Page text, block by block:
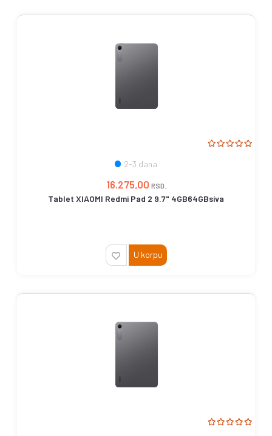
2-3 dana
16.275,00 RSD.
Tablet XIAOMI Redmi Pad 2 9.7" 4GB64GBsiva
U korpu